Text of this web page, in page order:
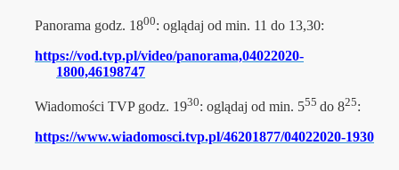
Panorama godz. 1800: oglądaj od min. 11 do 13,30:
https://vod.tvp.pl/video/panorama,04022020-
1800,46198747
Wiadomości TVP godz. 1930: oglądaj od min. 555 do 825:
https://www.wiadomosci.tvp.pl/46201877/04022020-1930